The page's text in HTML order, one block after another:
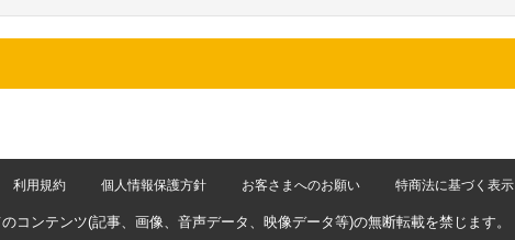
利用規約 個人情報保護方針 お客さまへのお願い 特商法に基づく表示
コンテンツ(記事、画像、音声データ、映像データ等)の無断転載を禁じます。